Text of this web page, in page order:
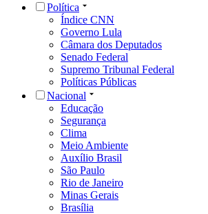
Política
Índice CNN
Governo Lula
Câmara dos Deputados
Senado Federal
Supremo Tribunal Federal
Políticas Públicas
Nacional
Educação
Segurança
Clima
Meio Ambiente
Auxílio Brasil
São Paulo
Rio de Janeiro
Minas Gerais
Brasília